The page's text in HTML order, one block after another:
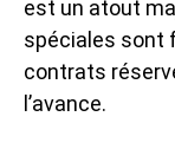
est un atout
spéciales sont
contrats
l’avance.